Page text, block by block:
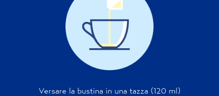
Versare la bustina in una tazza (120 ml)